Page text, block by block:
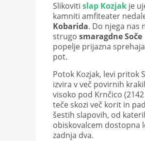
Slikoviti slap Kozjak je
kamniti amfiteater
Kobarida. Do njega nas
strugo smaragdne Soče
popelje prijazna
pot.
Potok Kozjak, levi pritok
izvira v več povirnih
visoko pod Krnčico
teče skozi več korit in
šestih slapovih, od
obiskovalcem dostopna
zadnja dva.